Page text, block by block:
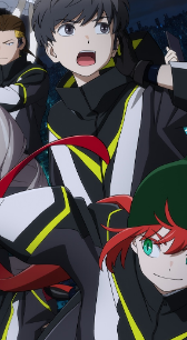
Read
More